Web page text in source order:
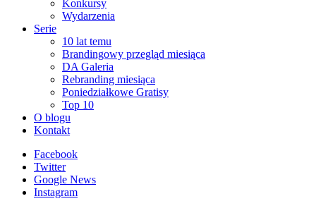
Konkursy
Wydarzenia
Serie
10 lat temu
Brandingowy przegląd miesiąca
DA Galeria
Rebranding miesiąca
Poniedziałkowe Gratisy
Top 10
O blogu
Kontakt
Facebook
Twitter
Google News
Instagram